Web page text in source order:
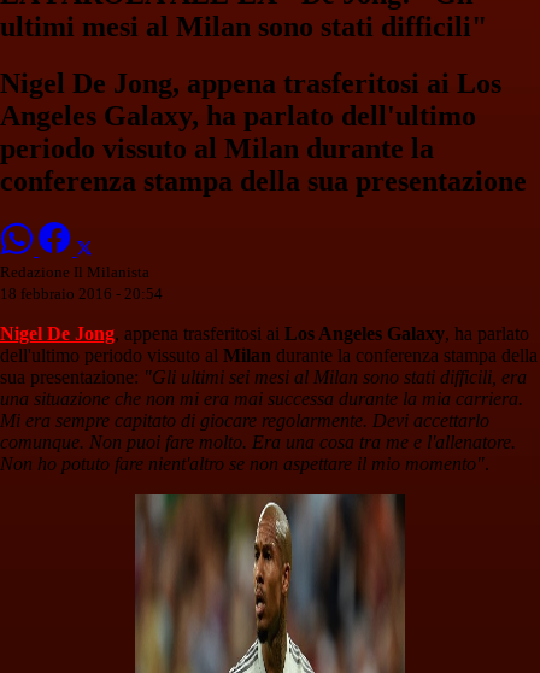
ultimi mesi al Milan sono stati difficili"
Nigel De Jong, appena trasferitosi ai Los
Angeles Galaxy, ha parlato dell'ultimo
periodo vissuto al Milan durante la
conferenza stampa della sua presentazione
Redazione Il Milanista
18 febbraio 2016 - 20:54
Nigel De Jong, appena trasferitosi ai Los Angeles Galaxy, ha parlato
dell'ultimo periodo vissuto al Milan durante la conferenza stampa della
sua presentazione: "Gli ultimi sei mesi al Milan sono stati difficili, era
una situazione che non mi era mai successa durante la mia carriera.
Mi era sempre capitato di giocare regolarmente. Devi accettarlo
comunque. Non puoi fare molto. Era una cosa tra me e l'allenatore.
Non ho potuto fare nient'altro se non aspettare il mio momento".